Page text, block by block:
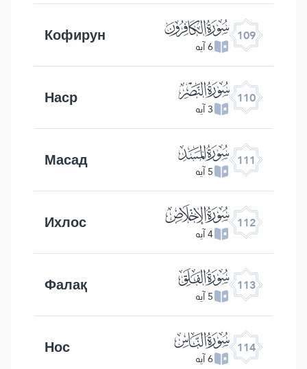
109 ﰚ
6 آیه Кофирун
110 ﰛ
3 آیه Наср
111 ﰜ
5 آیه Масад
112 ﰝ
4 آیه Ихлос
113 ﰞ
5 آیه Фалақ
114 ﰟ
6 آیه Нос